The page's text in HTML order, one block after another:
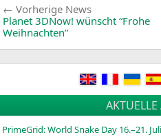
Beitragsnavigation
Vorherige NewsVorherige
News:
Planet 3DNow! wünscht “Frohe
Weihnachten”
AKTUELLE
PrimeGrid: World Snake Day 16.–21. Juli